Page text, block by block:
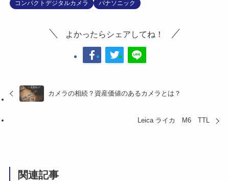
コンパクトデジタルカメラ
パナソニック
よかったらシェアしてね！
カメラの相続？資産価値のあるカメラとは？
Leica ライカ M6 TTL
関連記事